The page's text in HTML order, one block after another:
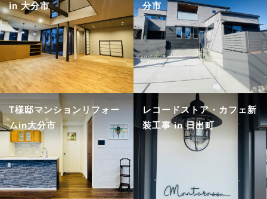
in 大分市
分市
T様邸マンションリフォー
ムin大分市
レコードストア・カフェ新
装工事 in 日出町